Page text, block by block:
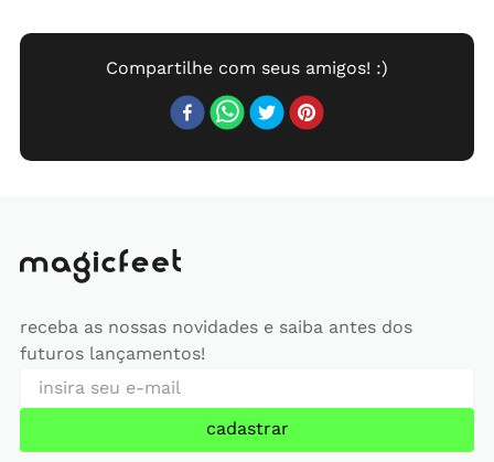
receba as nossas novidades e saiba antes dos
futuros lançamentos!
cadastrar